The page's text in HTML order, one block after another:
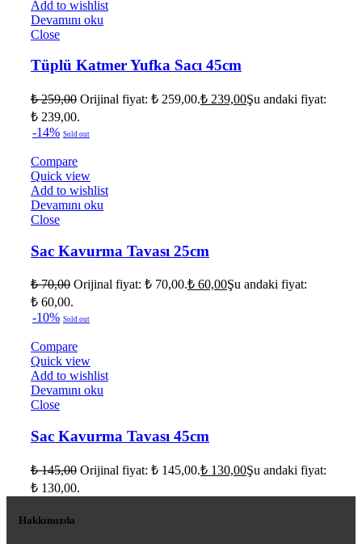
Add to wishlist
Devamını oku
Close
Tüplü Katmer Yufka Sacı 45cm
₺259,00 Orijinal fiyat: ₺ 259,00.₺ 239,00Şu andaki fiyat:
₺ 239,00.
-14% Sold out
Compare
Quick view
Add to wishlist
Devamını oku
Close
Sac Kavurma Tavası 25cm
₺70,00 Orijinal fiyat: ₺ 70,00.₺ 60,00Şu andaki fiyat:
₺ 60,00.
-10% Sold out
Compare
Quick view
Add to wishlist
Devamını oku
Close
Sac Kavurma Tavası 45cm
₺145,00 Orijinal fiyat: ₺ 145,00.₺ 130,00Şu andaki fiyat:
₺ 130,00.
Hakkımızda